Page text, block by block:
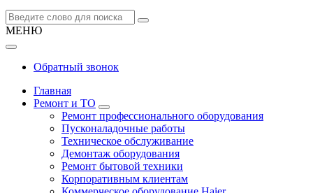
МЕНЮ
Обратный звонок
Главная
Ремонт и ТО
Ремонт профессионального оборудования
Пусконаладочные работы
Техническое обслуживание
Демонтаж оборудования
Ремонт бытовой техники
Корпоративным клиентам